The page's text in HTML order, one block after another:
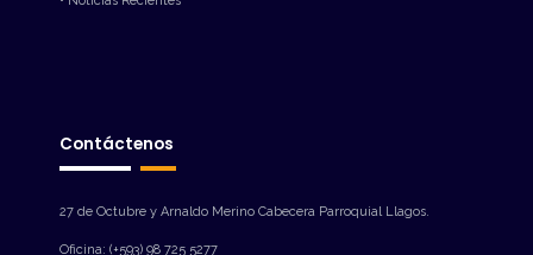
Contáctenos
27 de Octubre y Arnaldo Merino Cabecera Parroquial Llagos.
Oficina: (+593) 98 725 5277